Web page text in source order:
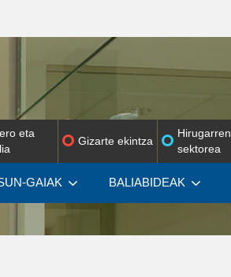
GAIAK BALIABIDEAK
eta
Gizarte ekintza
Hirugarren
sektorea